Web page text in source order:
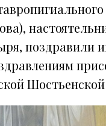
поздравили